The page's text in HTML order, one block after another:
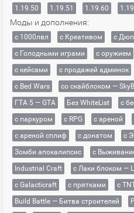
1.19.50
1.19.51 1.19.60
Моды и дополнения:
с 1000лвл c Креативом с
с Голодными играми
с оружием
с кейсами
с продажей админок
с Bed Wars
со скайблоком —
ГТА 5 — GTA
Без WhiteList
с
с паркуром
с RPG с ареной
с ареной сплиф
с донатом с
Зомби апокалипсис
с
Industrial Craft
с Лаки блоком —
с Galacticraft
с прятками с
Build Battle — Битва строителей